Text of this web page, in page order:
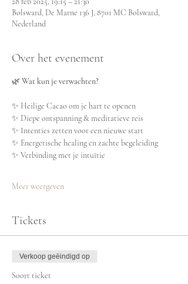
Bolsward, De Marne 136 J, 8701 MC Bolsward,
Nederland
Over het evenement
🌿 Wat kun je verwachten?
✨ Heilige Cacao om je hart te openen
✨ Diepe ontspanning & meditatieve reis
✨ Intenties zetten voor een nieuwe start
✨ Energetische healing en zachte begeleiding
✨ Verbinding met je intuïtie
Meer weergeven
Tickets
Verkoop geëindigd op
Soort ticket